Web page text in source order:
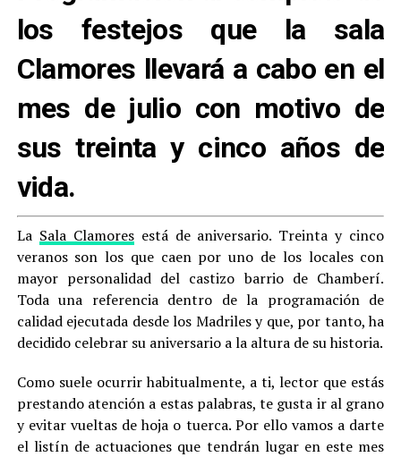
los festejos que la sala
Clamores llevará a cabo en el
mes de julio con motivo de
sus treinta y cinco años de
vida.
La Sala Clamoresestá de aniversario. Treinta y cinco
veranos son los que caen por uno de los locales con
mayor personalidad del castizo barrio de Chamberí.
Toda una referencia dentro de la programación de
calidad ejecutada desde los Madriles y que, por tanto, ha
decidido celebrar su aniversario a la altura de su historia.
Como suele ocurrir habitualmente, a ti, lector que estás
prestando atención a estas palabras, te gusta ir al grano
y evitar vueltas de hoja o tuerca. Por ello vamos a darte
el listín de actuaciones que tendrán lugar en este mes